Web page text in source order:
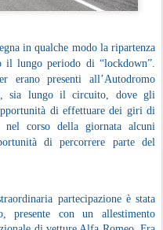
in qualche modo la ripartenza
il lungo periodo di “lockdown”.
erano presenti all’Autodromo
sia lungo il circuito, dove gli
di effettuare dei giri di
corso della giornata alcuni
di percorrere parte del
partecipazione è stata
presente con un allestimento